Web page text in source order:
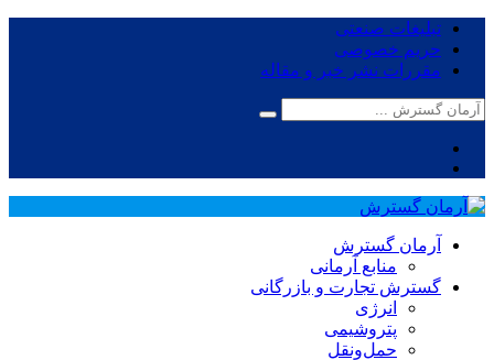
تبلیغات صنعتی
حریم خصوصی
مقررات نشر خبر و مقاله
آرمان گسترش
منابع آرمانی
گسترش تجارت و بازرگانی
انرژی
پتروشیمی
حمل‌و‌نقل